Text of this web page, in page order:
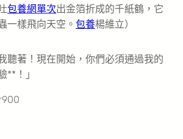
包養網單次出金箔折成的千紙鶴，它
一樣飛向天空。 包養楊維立）
聽著！現在開始，你們必須通過我的
**！」